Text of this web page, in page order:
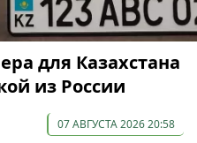
для Казахстана
из России
07 АВГУСТА 2026 20:58